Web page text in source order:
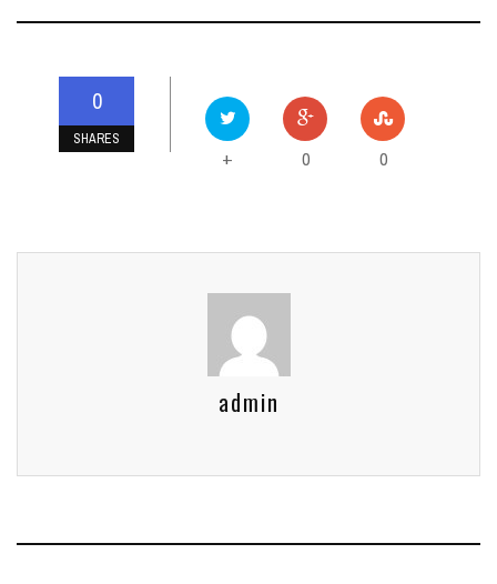
0
SHARES
+ 0 0
admin